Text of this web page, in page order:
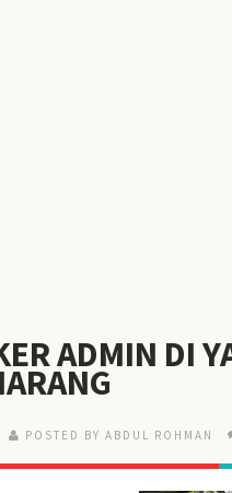
ADMIN DI
POSTED BY ABDUL ROHMAN